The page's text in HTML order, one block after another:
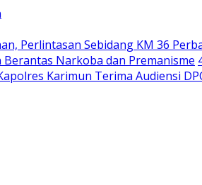
Perlintasan Sebidang KM 36
Narkoba dan Premanisme
Karimun Terima Audiensi